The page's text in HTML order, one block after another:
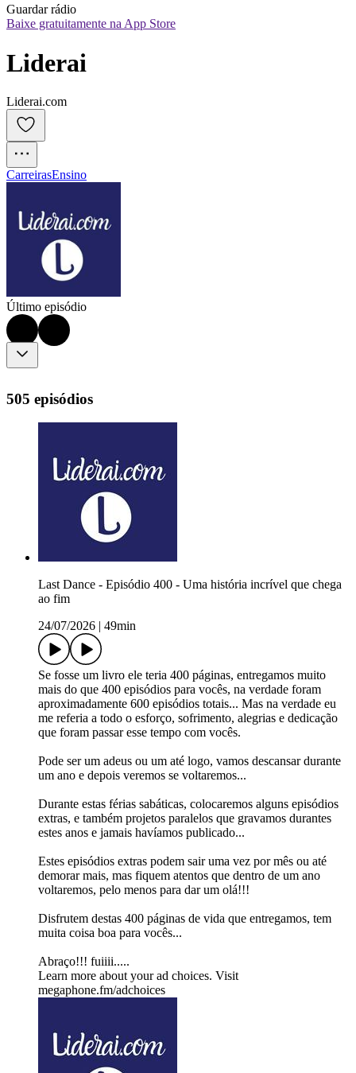
Guardar rádio
Baixe gratuitamente na App Store
Liderai
Liderai.com
CarreirasEnsino
Último episódio
505 episódios
Last Dance - Episódio 400 - Uma história incrível que chega
ao fim
24/07/2026
49min
Se fosse um livro ele teria 400 páginas, entregamos muito
mais do que 400 episódios para vocês, na verdade foram
aproximadamente 600 episódios totais... Mas na verdade eu
me referia a todo o esforço, sofrimento, alegrias e dedicação
que foram passar esse tempo com vocês.
Pode ser um adeus ou um até logo, vamos descansar durante
um ano e depois veremos se voltaremos...
Durante estas férias sabáticas, colocaremos alguns episódios
extras, e também projetos paralelos que gravamos durantes
estes anos e jamais havíamos publicado...
Estes episódios extras podem sair uma vez por mês ou até
demorar mais, mas fiquem atentos que dentro de um ano
voltaremos, pelo menos para dar um olá!!!
Disfrutem destas 400 páginas de vida que entregamos, tem
muita coisa boa para vocês...
Abraço!!! fuiiii.....
Learn more about your ad choices. Visit
megaphone.fm/adchoices